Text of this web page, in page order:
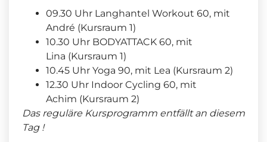
09.30 Uhr Langhantel Workout 60, mit
André (Kursraum 1)
10.30 Uhr BODYATTACK 60, mit
Lina (Kursraum 1)
10.45 Uhr Yoga 90, mit Lea (Kursraum 2)
12.30 Uhr Indoor Cycling 60, mit
Achim (Kursraum 2)
Das reguläre Kursprogramm entfällt an diesem
Tag !